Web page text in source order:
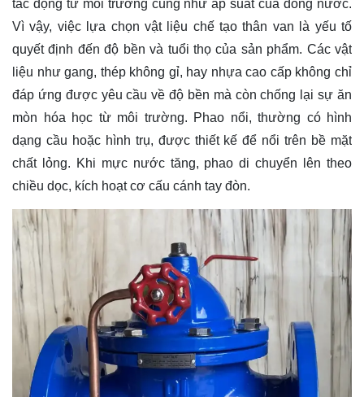
tác động từ môi trường cũng như áp suất của dòng nước.
Vì vậy, việc lựa chọn vật liệu chế tạo thân van là yếu tố
quyết định đến độ bền và tuổi thọ của sản phẩm. Các vật
liệu như gang, thép không gỉ, hay nhựa cao cấp không chỉ
đáp ứng được yêu cầu về độ bền mà còn chống lại sự ăn
mòn hóa học từ môi trường. Phao nổi, thường có hình
dạng cầu hoặc hình trụ, được thiết kế để nổi trên bề mặt
chất lỏng. Khi mực nước tăng, phao di chuyển lên theo
chiều dọc, kích hoạt cơ cấu cánh tay đòn.